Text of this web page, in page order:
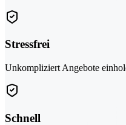
Stressfrei
Unkompliziert Angebote
Schnell